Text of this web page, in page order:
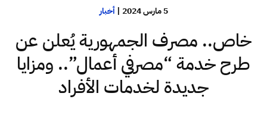
5 مارس 2024 |أخبار
خاص.. مصرف الجمهورية يُعلن عن
طرح خدمة “مصرفي أعمال”.. ومزايا
جديدة لخدمات الأفراد